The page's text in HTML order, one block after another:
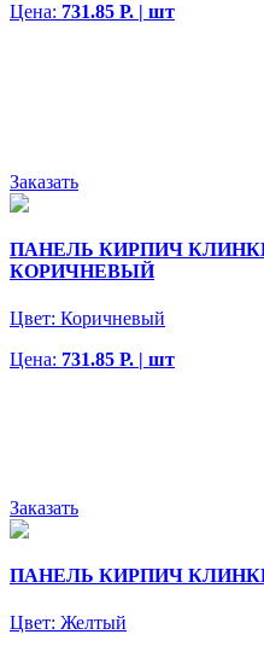
Цена: 731.85 Р. | шт
Заказать
ПАНЕЛЬ КИРПИЧ
КОРИЧНЕВЫЙ
Цвет: Коричневый
Цена: 731.85 Р. | шт
Заказать
ПАНЕЛЬ КИРПИЧ
Цвет: Желтый